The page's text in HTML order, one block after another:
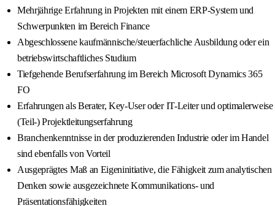
Mehrjährige Erfahrung in Projekten mit einem ERP-System und
Schwerpunkten im Bereich Finance
Abgeschlossene kaufmännische/steuerfachliche Ausbildung oder ein
betriebswirtschaftliches Studium
Tiefgehende Berufserfahrung im Bereich Microsoft Dynamics 365
FO
Erfahrungen als Berater, Key-User oder IT-Leiter und optimalerweise
(Teil-) Projektleitungserfahrung
Branchenkenntnisse in der produzierenden Industrie oder im Handel
sind ebenfalls von Vorteil
Ausgeprägtes Maß an Eigeninitiative, die Fähigkeit zum analytischen
Denken sowie ausgezeichnete Kommunikations- und
Präsentationsfähigkeiten